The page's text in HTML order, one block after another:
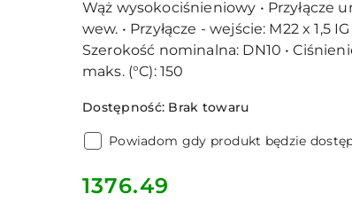
Wąż wysokociśnieniowy • Przyłącze
wew. • Przyłącze - wejście: M22 x 1,5
Szerokość nominalna: DN10 •
maks. (°C): 150
Dostępność: Brak towaru
Powiadom gdy produkt będzie
cena:
1376.49